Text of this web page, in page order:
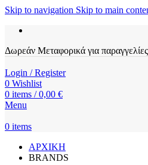
Skip to navigation Skip to main
Δωρεάν Μεταφορικά για
Login / Register
0 Wishlist
0 items / 0,00 €
Menu
0 items
ΑΡΧΙΚΗ
BRANDS